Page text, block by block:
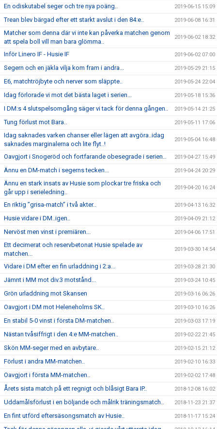
En odiskutabel seger och tre nya poäng.. 2019-06-15 15:09
Trean blev bärgad efter ett starkt avslut i den 84:e.. 2019-06-08 16:31
Matcher som denna där vi inte kan påverka matchen genom
att spela boll vill man bara glömma..
2019-06-02 18:32
Inför Linero IF - Husie IF 2019-06-02 07:00
Segern och en jäkla vilja kom fram i andra... 2019-05-29 21:15
E6, matchtröjbyte och nerver som släppte.. 2019-05-24 22:04
Idag förlorade vi mot det bästa laget i serien... 2019-05-18 15:36
I DM:s 4 slutspelsomgång säger vi tack för denna gången.. 2019-05-14 21:25
Tung förlust mot Bara.. 2019-05-11 17:06
Idag saknades varken chanser eller lägen att avgöra..idag
saknades marginalerna och lite flyt..!
2019-05-04 16:48
Oavgjort i Snogeröd och fortfarande obesegrade i serien.. 2019-04-27 15:49
Ännu en DM-match i segerns tecken... 2019-04-24 20:29
Ännu en stark insats av Husie som plockar tre friska och
går upp i serieledning..
2019-04-20 16:24
En riktig ”grisa-match” i två akter.. 2019-04-13 16:32
Husie vidare i DM..igen.. 2019-04-09 21:12
Nervöst men vinst i premiären... 2019-04-06 17:51
Ett decimerat och reservbetonat Husie spelade av
matchen...
2019-03-30 14:54
Vidare i DM efter en fin urladdning i 2:a... 2019-03-28 21:30
Jämnt i MM mot div.3 motstånd... 2019-03-24 10:45
Grön urladdning mot Skansen 2019-03-16 06:26
Oavgjort i DM mot Heleneholms SK.. 2019-03-10 16:26
En stabil 5-0 vinst i första DM-matchen.. 2019-03-03 17:19
Nästan tvåsiffrigt i den 4:e MM-matchen.. 2019-02-22 21:45
Skön MM-seger med en avbytare.. 2019-02-15 21:12
Förlust i andra MM-matchen.. 2019-02-10 16:33
Oavgjort i första MM-matchen.. 2019-02-02 17:48
Årets sista match på ett regnigt och blåsigt Bara IP.. 2018-12-08 16:02
Uddamålsförlust i en böljande och målrik träningsmatch.. 2018-11-23 21:37
En fint utförd eftersäsongsmatch av Husie.. 2018-11-17 15:24